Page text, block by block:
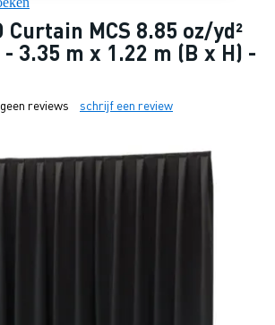
Curtain MCS 8.85 oz/yd²
3.35 m x 1.22 m (B x H) -
reviews schrijf een review